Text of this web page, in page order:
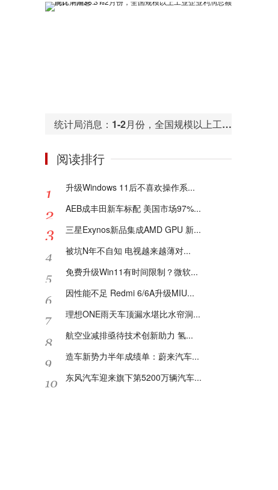
统计局消息：1-2月份，全国规模以上工业企业利润总额同比下降38.3%
阅读排行
升级Windows 11后不喜欢操作系...
AEB成丰田新车标配 美国市场97%...
三星Exynos新品集成AMD GPU 新...
被坑N年不自知 电视越来越薄对...
免费升级Win11有时间限制？微软...
因性能不足 Redmi 6/6A升级MIU...
理想ONE雨天车顶漏水堪比水帘洞...
航空业减排亟待技术创新助力 氢...
造车新势力半年成绩单：蔚来汽车...
东风汽车迎来旗下第5200万辆汽车...